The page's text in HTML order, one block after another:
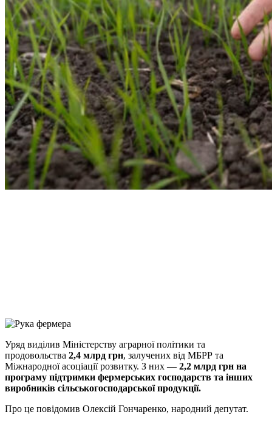
Link
Print
Уряд виділив Міністерству аграрної політики та
продовольства 2,4 млрд грн, залучених від МБРР та
Міжнародної асоціації розвитку. З них — 2,2 млрд грн на
програму підтримки фермерських господарств та інших
виробників сільськогосподарської продукції.
Про це повідомив Олексій Гончаренко, народний депутат.